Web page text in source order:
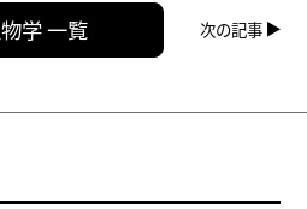
学 一覧 次の記事